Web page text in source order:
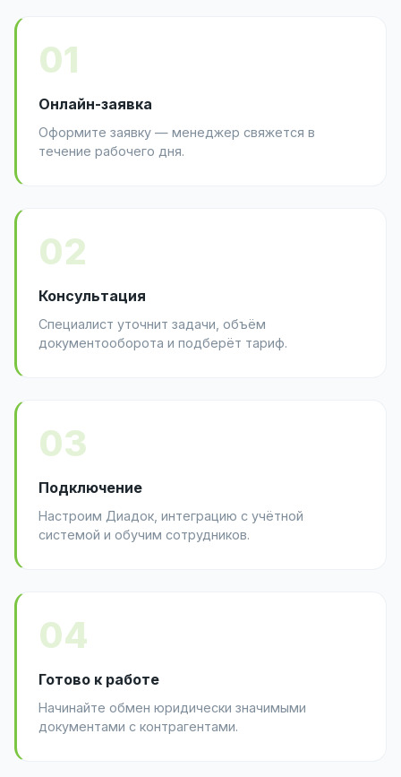
01
Онлайн-заявка
Оформите заявку — менеджер свяжется в
течение рабочего дня.
02
Консультация
Специалист уточнит задачи, объём
документооборота и подберёт тариф.
03
Подключение
Настроим Диадок, интеграцию с учётной
системой и обучим сотрудников.
04
Готово к работе
Начинайте обмен юридически значимыми
документами с контрагентами.